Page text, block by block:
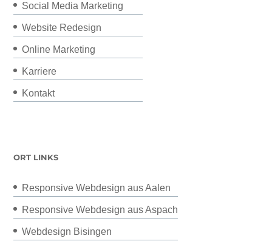
Social Media Marketing
Website Redesign
Online Marketing
Karriere
Kontakt
ORT LINKS
Responsive Webdesign aus Aalen
Responsive Webdesign aus Aspach
Webdesign Bisingen